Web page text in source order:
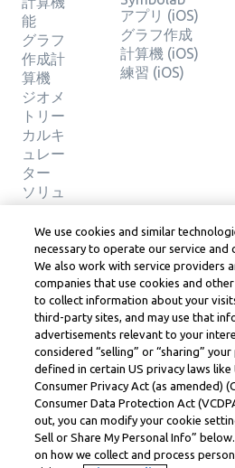
能
グラフ
作成計
算機
ジオメ
トリー
カルキ
ュレー
ター
ソリュ
ーショ
ンの検
証
アプリ (iOS)
グラフ作成
計算機 (iOS)
練習 (iOS)
Symbolab, a Learneo,
© Learneo, Inc.
We use cookies and similar
necessary to operate our service and
We also work with service providers
companies that use cookies and
to collect information about your
third-party sites, and may use that
advertisements relevant to your
considered “selling” or “sharing”
defined in certain US privacy laws like
Consumer Privacy Act (as amended)
Consumer Data Protection Act
out, you can modify your cookie
Sell or Share My Personal Info”
on how we collect and process